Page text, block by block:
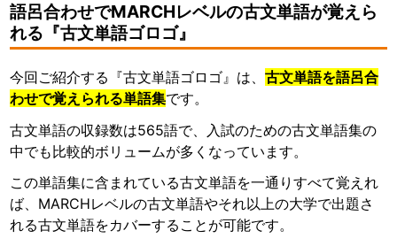
語呂合わせでMARCHレベルの古文単語が覚えら
れる『古文単語ゴロゴ』
今回ご紹介する『古文単語ゴロゴ』は、古文単語を語呂合
わせで覚えられる単語集です。
古文単語の収録数は565語で、入試のための古文単語集の
中でも比較的ボリュームが多くなっています。
この単語集に含まれている古文単語を一通りすべて覚えれ
ば、MARCHレベルの古文単語やそれ以上の大学で出題さ
れる古文単語をカバーすることが可能です。